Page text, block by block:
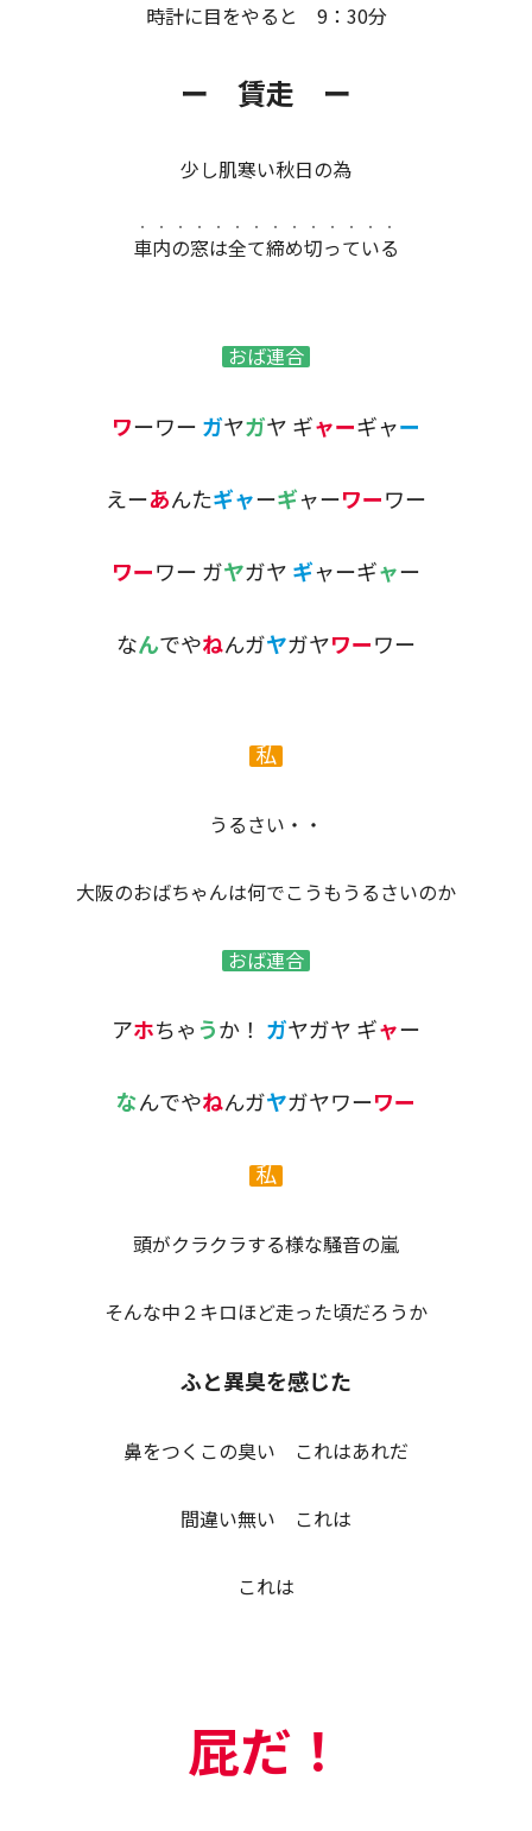
時計に目をやると 9：30分
ー 賃走 ー
少し肌寒い秋日の為
車内の窓は全て締め切っている
・・・・・・・・・・・・・・
おば連合
ワーワー ガヤガヤ ギャーギャー
えーあんたギャーギャーワーワー
ワーワー ガヤガヤ ギャーギャー
なんでやねんガヤガヤワーワー
私
うるさい・・
大阪のおばちゃんは何でこうもうるさいのか
おば連合
アホちゃ うか！ ガヤガヤ ギャー
なんでやねんガヤガヤワーワー
私
頭がクラクラする様な騒音の嵐
そんな中２キロほど走った頃だろうか
ふと異臭を感じた
鼻をつくこの臭い これはあれだ
間違い無い これは
これは
屁だ！